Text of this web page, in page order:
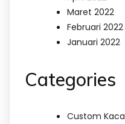
Maret 2022
Februari 2022
Januari 2022
Categories
Custom Kaca